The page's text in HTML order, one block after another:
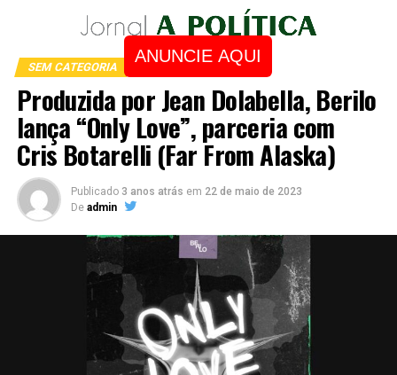
ANUNCIE AQUI
SEM CATEGORIA
Produzida por Jean Dolabella, Berilo
lança “Only Love”, parceria com
Cris Botarelli (Far From Alaska)
Publicado 3 anos atrás em 22 de maio de 2023
De admin